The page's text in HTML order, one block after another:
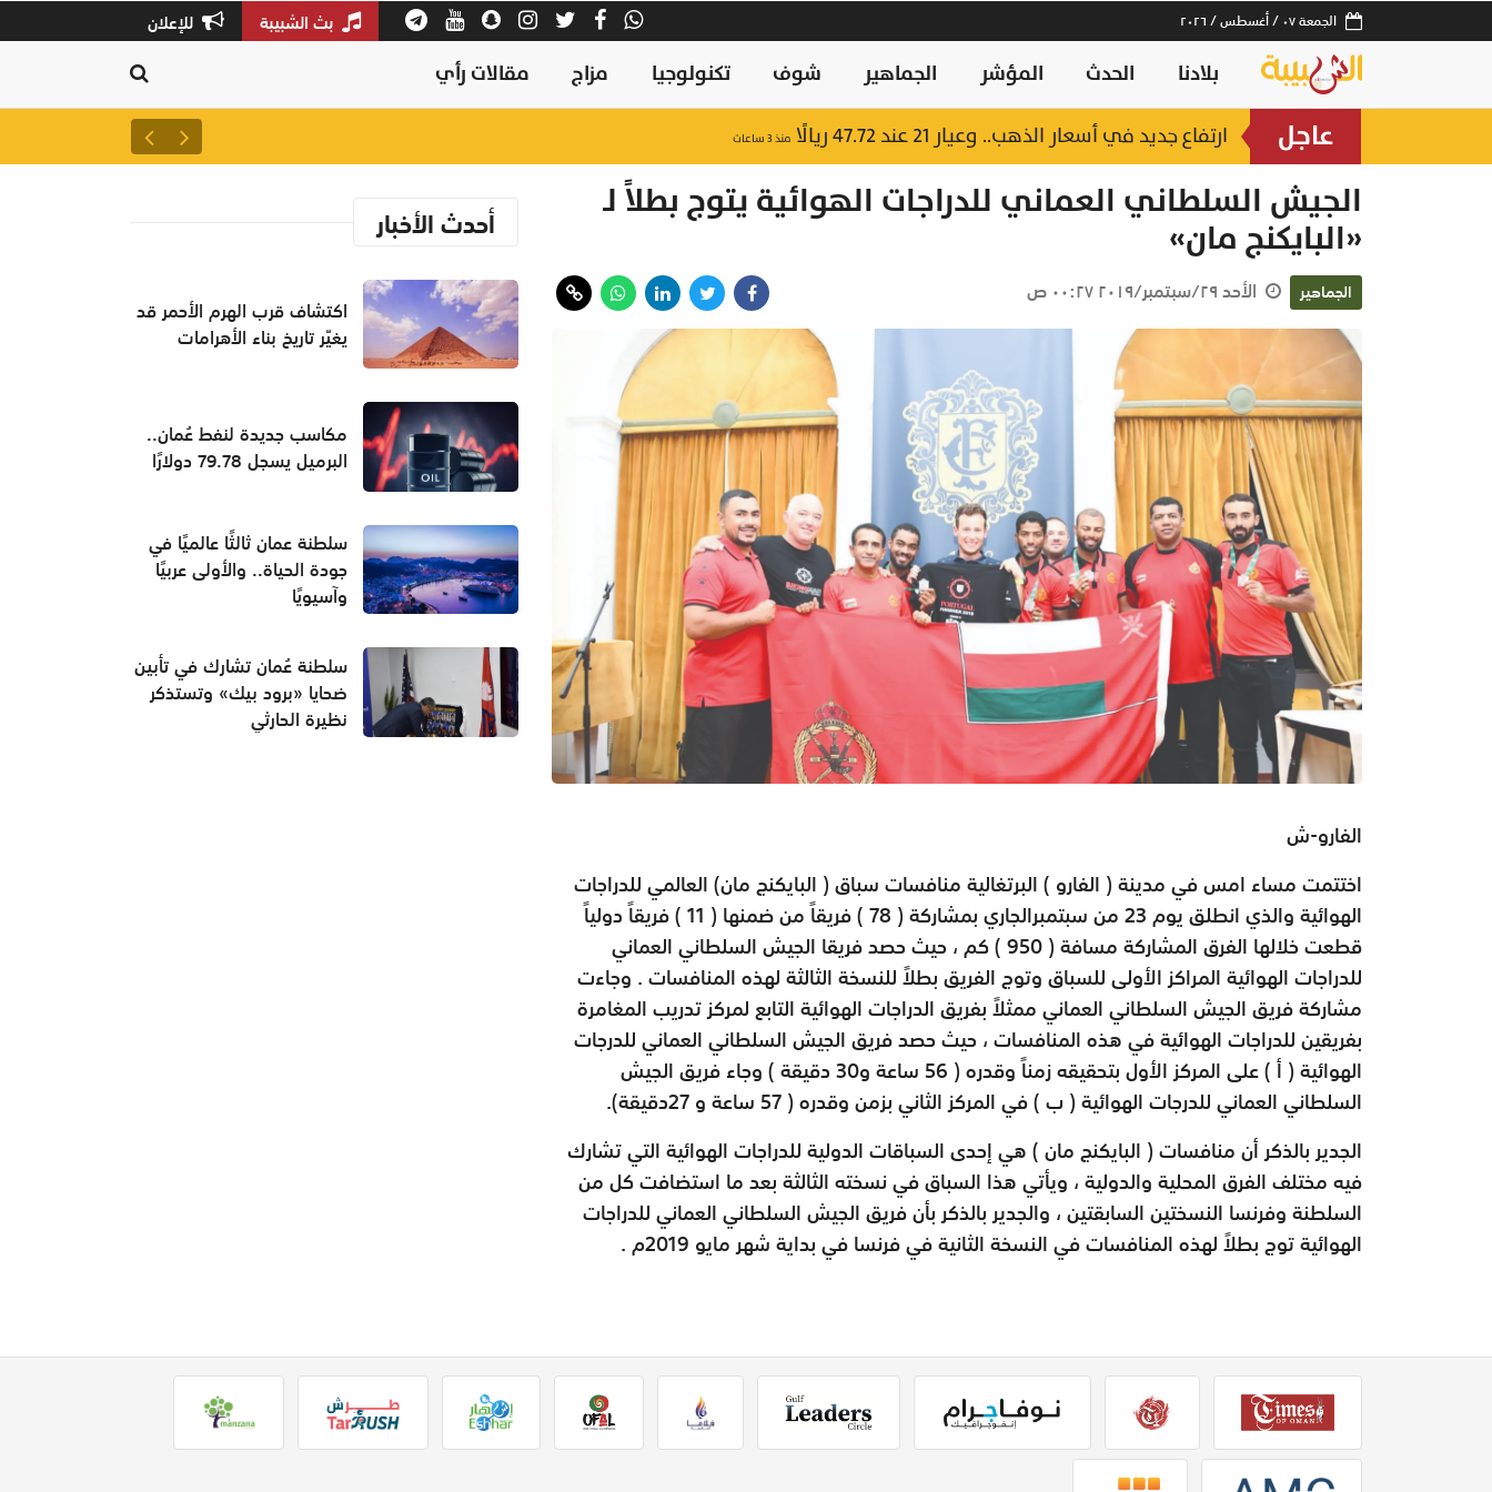
الجمعة ٠٧ / أغسطس / ٢٠٢٦ بث الشبيبة للإعلان
بلادنا الحدث المؤشر الجماهير شوف تكنولوجيا مزاج مقالات رأي
عاجل ارتفاع جديد في أسعار الذهب.. وعيار 21 عند 47.72 ريالًا منذ ٣ ساعات سلطنة عمان ثالثًا عالميًا في
الجيش السلطاني العماني للدراجات الهوائية يتوج بطلاً لـ
«البايكنج مان»
الجماهير الأحد ٢٩/سبتمبر/٢٠١٩ ٠٠:٢٧ ص
الفارو-ش
اختتمت مساء امس في مدينة ( الفارو ) البرتغالية منافسات سباق ( البايكنج مان) العالمي للدراجات
الهوائية والذي انطلق يوم 23 من سبتمبرالجاري بمشاركة ( 78 ) فريقاً من ضمنها ( 11 ) فريقاً دولياً
قطعت خلالها الفرق المشاركة مسافة ( 950 ) كم ، حيث حصد فريقا الجيش السلطاني العماني
للدراجات الهوائية المراكز الأولى للسباق وتوج الفريق بطلاً للنسخة الثالثة لهذه المنافسات . وجاءت
مشاركة فريق الجيش السلطاني العماني ممثلاً بفريق الدراجات الهوائية التابع لمركز تدريب المغامرة
بفريقين للدراجات الهوائية في هذه المنافسات ، حيث حصد فريق الجيش السلطاني العماني للدرجات
الهوائية ( أ ) على المركز الأول بتحقيقه زمناً وقدره ( 56 ساعة و30 دقيقة ) وجاء فريق الجيش
السلطاني العماني للدرجات الهوائية ( ب ) في المركز الثاني بزمن وقدره ( 57 ساعة و 27دقيقة).
الجدير بالذكر أن منافسات ( البايكنج مان ) هي إحدى السباقات الدولية للدراجات الهوائية التي تشارك
فيه مختلف الفرق المحلية والدولية ، ويأتي هذا السباق في نسخته الثالثة بعد ما استضافت كل من
السلطنة وفرنسا النسختين السابقتين ، والجدير بالذكر بأن فريق الجيش السلطاني العماني للدراجات
الهوائية توج بطلاً لهذه المنافسات في النسخة الثانية في فرنسا في بداية شهر مايو 2019م .
أحدث الأخبار
اكتشاف قرب الهرم الأحمر قد
يغيّر تاريخ بناء الأهرامات
مكاسب جديدة لنفط عُمان..
البرميل يسجل 79.78 دولارًا
سلطنة عمان ثالثًا عالميًا في
جودة الحياة.. والأولى عربيًا
وآسيويًا
سلطنة عُمان تشارك في تأبين
ضحايا «برود بيك» وتستذكر
نظيرة الحارثي